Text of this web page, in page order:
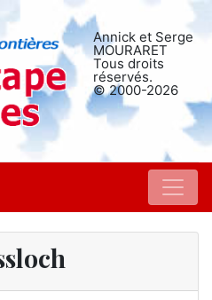
Annick et Serge
MOURARET
Tous droits
réservés.
© 2000-2026